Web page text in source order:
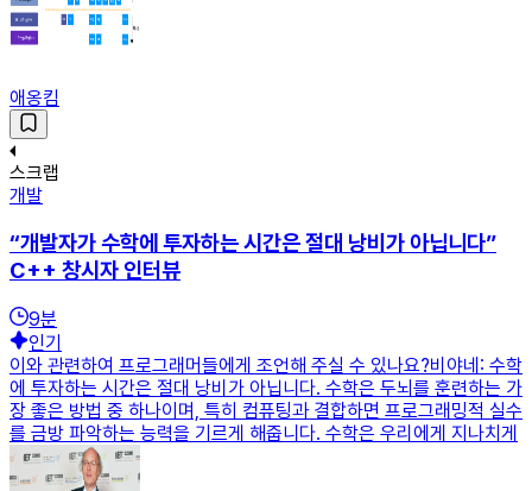
애옹킴
스크랩
개발
“개발자가 수학에 투자하는 시간은 절대 낭비가 아닙니다”
C++ 창시자 인터뷰
9분
인기
이와 관련하여 프로그래머들에게 조언해 주실 수 있나요?비야네: 수학
에 투자하는 시간은 절대 낭비가 아닙니다. 수학은 두뇌를 훈련하는 가
장 좋은 방법 중 하나이며, 특히 컴퓨팅과 결합하면 프로그래밍적 실수
를 금방 파악하는 능력을 기르게 해줍니다. 수학은 우리에게 지나치게